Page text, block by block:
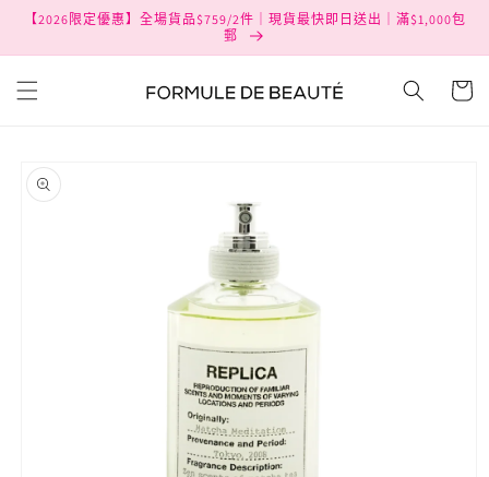
跳至內
【2026限定優惠】全場貨品$759/2件｜現貨最快即日送出｜滿$1,000包
郵
購
物
略過產
品資訊